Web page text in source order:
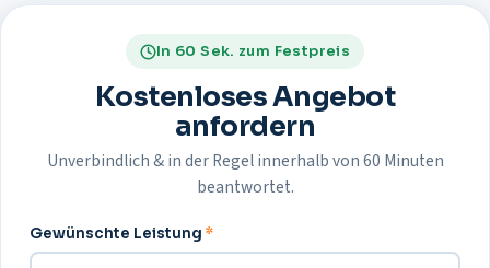
In 60 Sek. zum Festpreis
Kostenloses Angebot
anfordern
Unverbindlich & in der Regel innerhalb von 60 Minuten
beantwortet.
Gewünschte Leistung *